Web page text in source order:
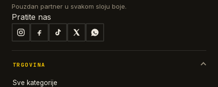
Pouzdan partner u svakom sloju boje.
Pratite nas
TRGOVINA
Sve kategorije